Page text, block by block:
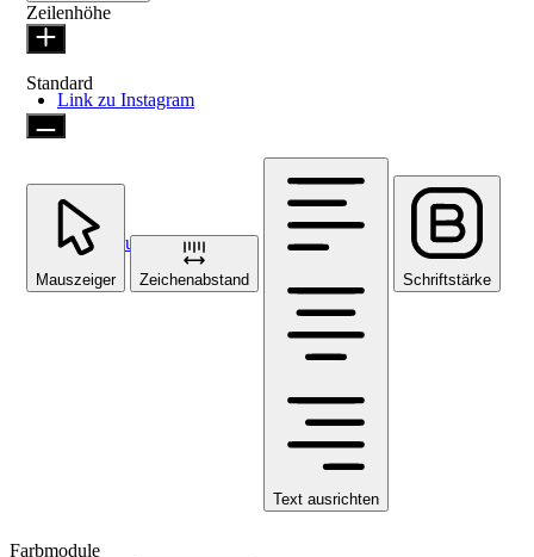
Link zu Instagram
Link zu Facebook
Zeilenhöhe
Standard
Mauszeiger Zeichenabstand
Text ausrichten
Schriftstärke
Farbmodule